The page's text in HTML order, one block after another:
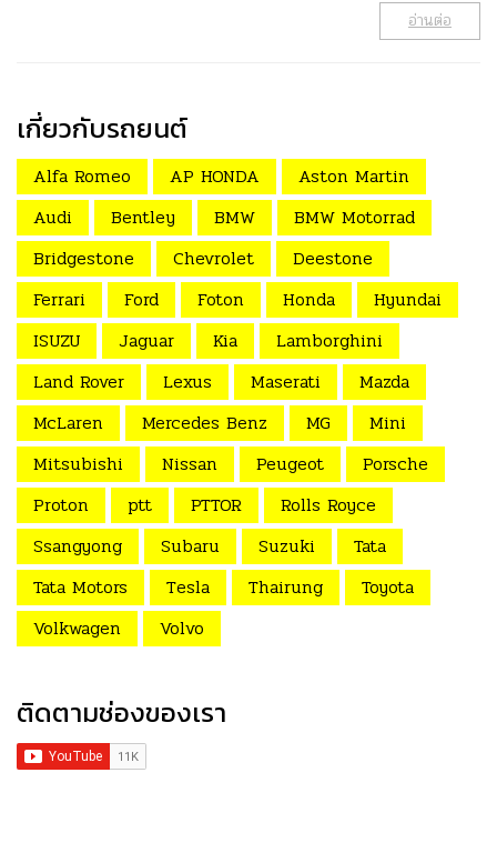
อ่านต่อ
เกี่ยวกับรถยนต์
Alfa Romeo AP HONDA
Aston Martin
Audi
Bentley BMW
BMW Motorrad
Bridgestone
Chevrolet
Deestone
Ferrari
Ford Foton Honda
Hyundai
ISUZU
Jaguar Kia
Lamborghini
Land Rover
Lexus Maserati
Mazda
McLaren
Mercedes Benz MG
Mini
Mitsubishi
Nissan Peugeot
Porsche
Proton
ptt PTTOR
Rolls Royce
Ssangyong
Subaru Suzuki
Tata
Tata Motors
Tesla Thairung
Toyota
Volkwagen
Volvo
ติดตามช่องของเรา